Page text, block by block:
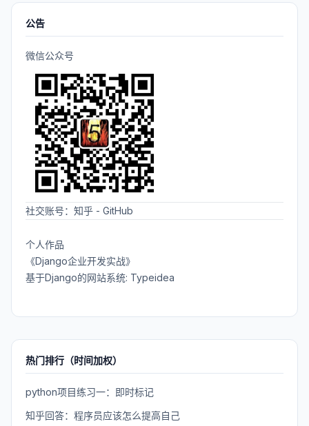
公告
微信公众号
社交账号： 知乎 - GitHub
个人作品
《Django企业开发实战》
基于Django的网站系统: Typeidea
热门排行（时间加权）
python项目练习一：即时标记
知乎回答：程序员应该怎么提高自己